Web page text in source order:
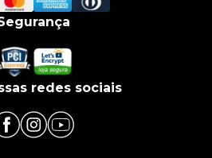
redes sociais